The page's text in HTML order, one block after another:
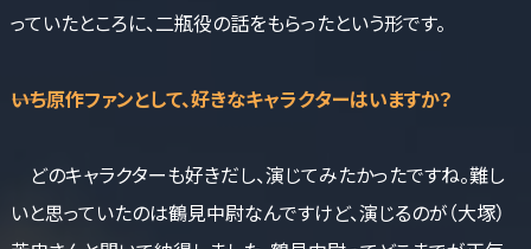
っていたところに、二瓶役の話をもらったという形です。
――いち原作ファンとして、好きなキャラクターはいますか？
どのキャラクターも好きだし、演じてみたかったですね。難し
いと思っていたのは鶴見中尉なんですけど、演じるのが（大塚）